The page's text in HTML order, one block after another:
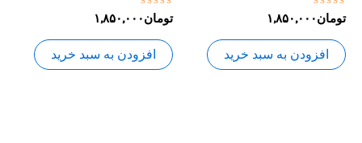
نمره
0
از
5
تومان۱,۸۵۰,۰۰۰
افزودن به سبد خرید
نمره
0
از
5
تومان۱,۸۵۰,۰۰۰
افزودن به سبد خرید